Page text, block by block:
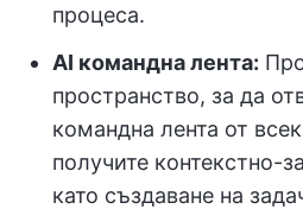
процеса.
AI командна лента:
пространство, за да
командна лента от
получите контекстно-
като създаване на